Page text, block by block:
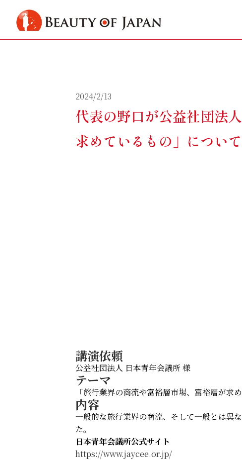
2024/2/13
代表の野口が公益社団法
求めているもの」につい
講演依頼
公益社団法人 日本青年会議所 様
テーマ
「旅行業界の商流や富裕層市場、富裕層が求
内容
一般的な旅行業界の商流、そして一般とは異
た。
日本青年会議所公式サイト
https://www.jaycee.or.jp/